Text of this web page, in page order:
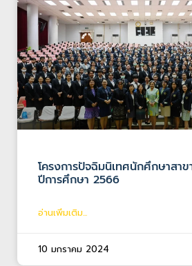
โครงการปัจฉิมนิเทศนักศึกษาสา
ปีการศึกษา 2566
อ่านเพิ่มเติม...
10 มกราคม 2024